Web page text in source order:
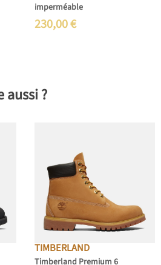
imperméable
230,00€
aussi ?
TIMBERLAND
Timberland Premium 6